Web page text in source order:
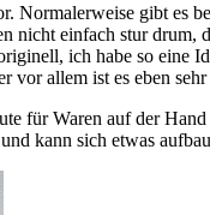
gibt es
einfach stur drum,
ich habe so eine
allem ist es eben sehr
Waren auf der
kann sich etwas